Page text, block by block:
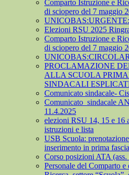
Comparto Istruzione e
di sciopero del 7 maggio
Elezioni RSU 2025
Comparto Istruzione e
di sciopero del 7 maggio
PROCLAMAZIONE
ALLA SCUOLA
SINDACALI
Comunicato sindacale-
Comunicato_sindacale
11.4.2025
elezioni RSU 14, 15 e 16
istruzioni e lista
USB Scuola:
inserimento in prima
Corso posizioni ATA
Personale del Comparto